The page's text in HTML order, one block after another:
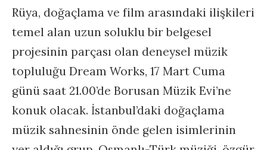
Rüya, doğaçlama ve film arasındaki ilişkileri
temel alan uzun soluklu bir belgesel
projesinin parçası olan deneysel müzik
topluluğu Dream Works, 17 Mart Cuma
günü saat 21.00’de Borusan Müzik Evi’ne
konuk olacak. İstanbul’daki doğaçlama
müzik sahnesinin önde gelen isimlerinin